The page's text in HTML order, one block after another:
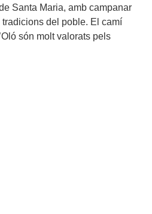
Santa Maria, amb campanar
del poble. El camí
són molt valorats pels